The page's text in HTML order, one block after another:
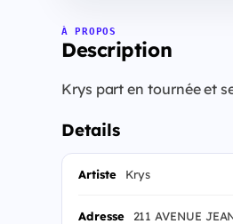
À PROPOS
Description
Krys part en tournée et
Details
Artiste Krys
Adresse 211 AVENUE